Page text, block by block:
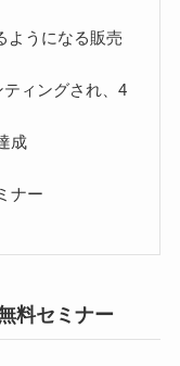
ようになる販売
ィングされ、4
成
ナー
料セミナー